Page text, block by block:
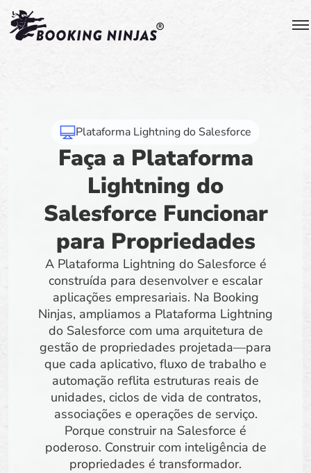
Plataforma Lightning do Salesforce
Faça a Plataforma
Lightning do
Salesforce Funcionar
para Propriedades
A Plataforma Lightning do Salesforce é
construída para desenvolver e escalar
aplicações empresariais. Na Booking
Ninjas, ampliamos a Plataforma Lightning
do Salesforce com uma arquitetura de
gestão de propriedades projetada—para
que cada aplicativo, fluxo de trabalho e
automação reflita estruturas reais de
unidades, ciclos de vida de contratos,
associações e operações de serviço.
Porque construir na Salesforce é
poderoso. Construir com inteligência de
propriedades é transformador.